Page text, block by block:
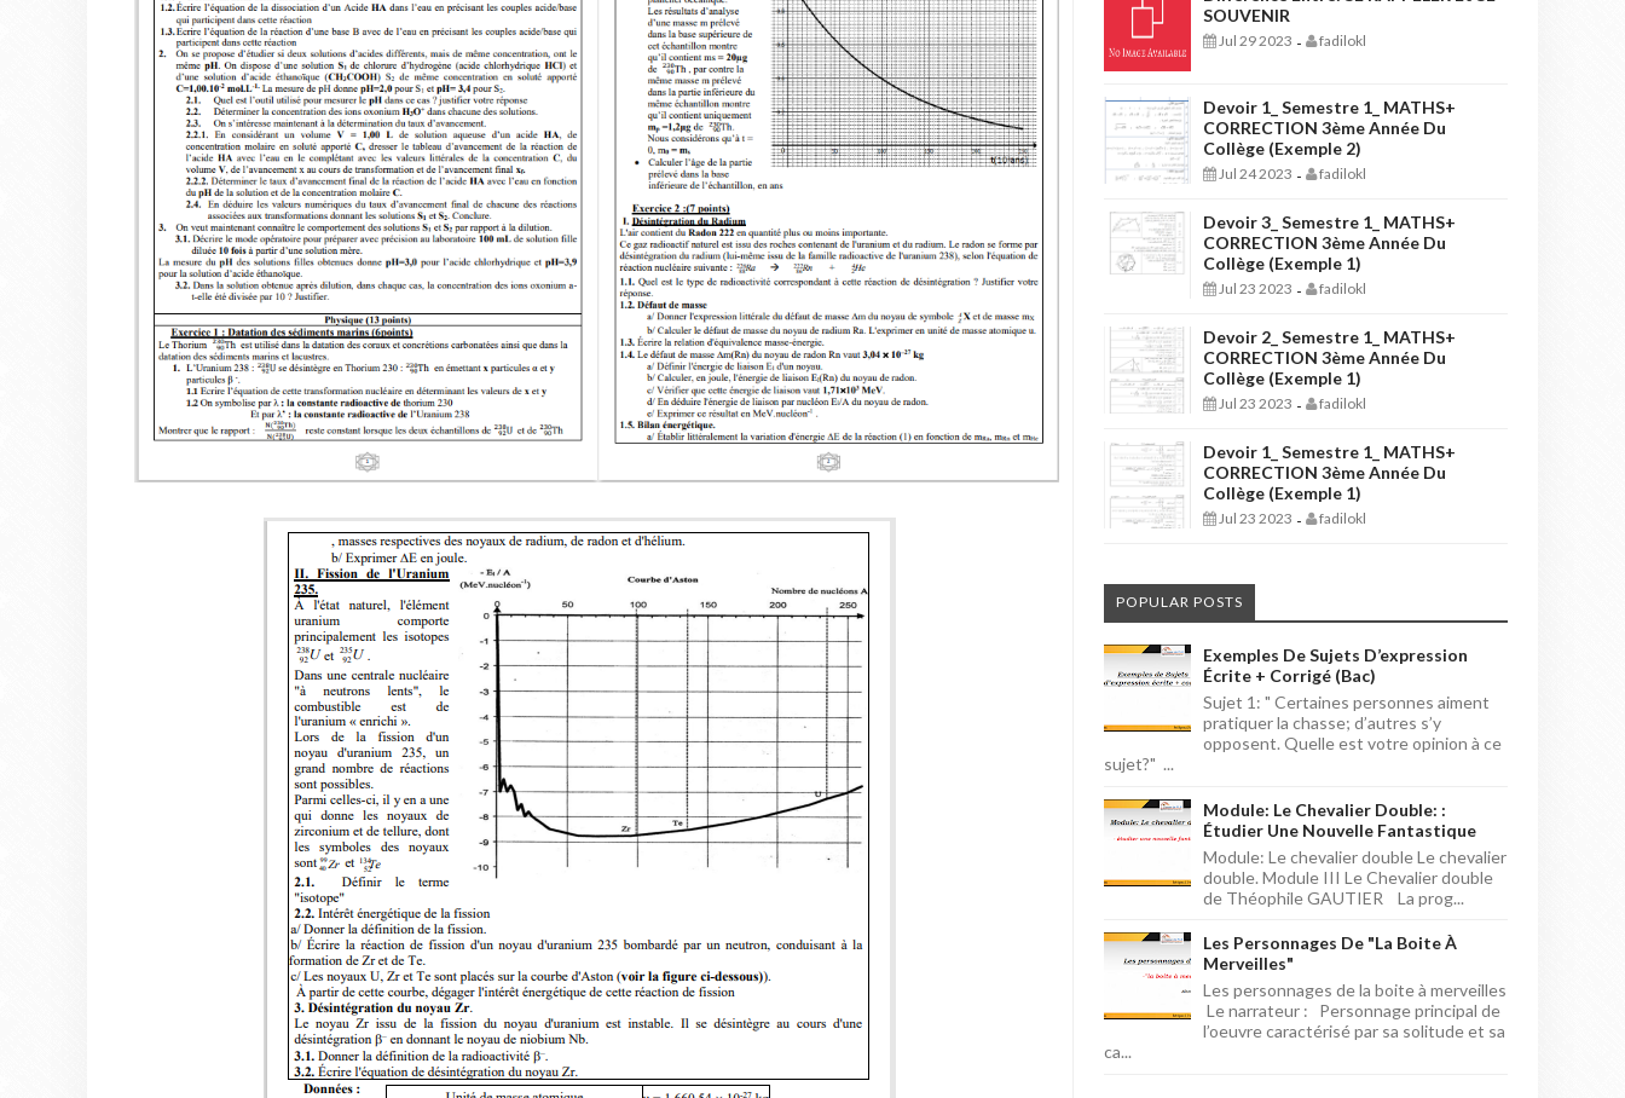
SOUVENIR
Jul 29 2023 - fadilokl
Devoir 1_ Semestre 1_ MATHS+
CORRECTION 3ème Année Du
Collège (Exemple 2)
Jul 24 2023 - fadilokl
Devoir 3_ Semestre 1_ MATHS+
CORRECTION 3ème Année Du
Collège (Exemple 1)
Jul 23 2023 - fadilokl
Devoir 2_ Semestre 1_ MATHS+
CORRECTION 3ème Année Du
Collège (Exemple 1)
Jul 23 2023 - fadilokl
Devoir 1_ Semestre 1_ MATHS+
CORRECTION 3ème Année Du
Collège (Exemple 1)
Jul 23 2023 - fadilokl
POPULAR POSTS
Exemples De Sujets D’expression
Écrite + Corrigé (bac)
Sujet 1: " Certaines personnes aiment
pratiquer la chasse; d’autres s’y
opposent. Quelle est votre opinion à ce
sujet?" ...
Module: Le Chevalier Double: :
Étudier Une Nouvelle Fantastique
Module: Le chevalier double Le chevalier
double. Module III Le Chevalier double
de Théophile GAUTIER La prog...
Les Personnages De "la Boite À
Merveilles"
Les personnages de la boite à merveilles
Le narrateur : Personnage principal de
l’oeuvre caractérisé par sa solitude et sa
ca...